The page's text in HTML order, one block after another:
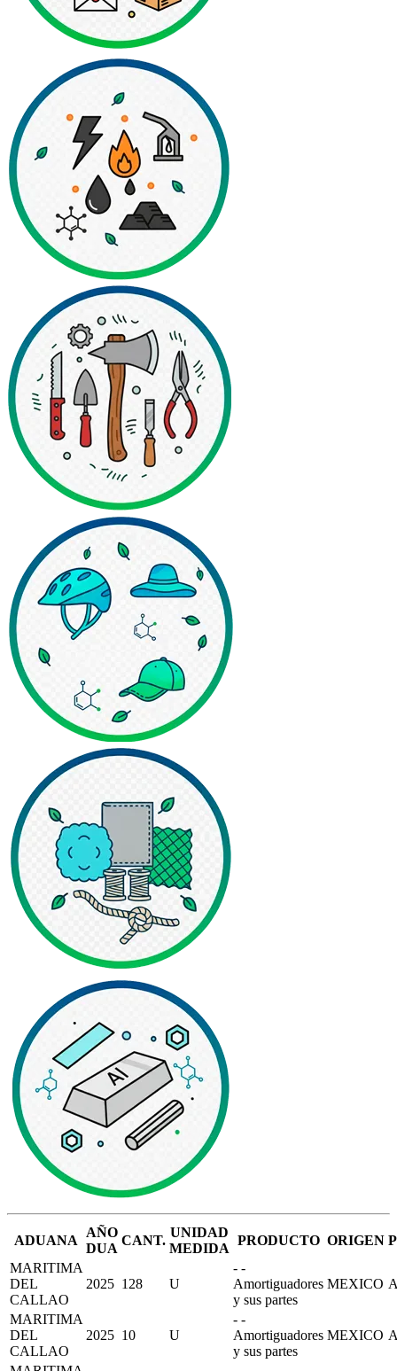
ADUANA
AÑO
DUA
CANT.
UNIDAD
MEDIDA
PRODUCTO ORIGEN
MARITIMA
DEL
CALLAO
2025 128 U
- -
Amortiguadores
y sus partes
MEXICO
MARITIMA
DEL
CALLAO
2025 10 U
- -
Amortiguadores
y sus partes
MEXICO